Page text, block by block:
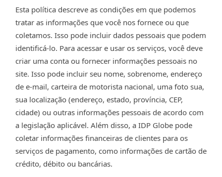
Esta política descreve as condições em que podemos
tratar as informações que você nos fornece ou que
coletamos. Isso pode incluir dados pessoais que podem
identificá-lo. Para acessar e usar os serviços, você deve
criar uma conta ou fornecer informações pessoais no
site. Isso pode incluir seu nome, sobrenome, endereço
de e-mail, carteira de motorista nacional, uma foto sua,
sua localização (endereço, estado, província, CEP,
cidade) ou outras informações pessoais de acordo com
a legislação aplicável. Além disso, a IDP Globe pode
coletar informações financeiras de clientes para os
serviços de pagamento, como informações de cartão de
crédito, débito ou bancárias.